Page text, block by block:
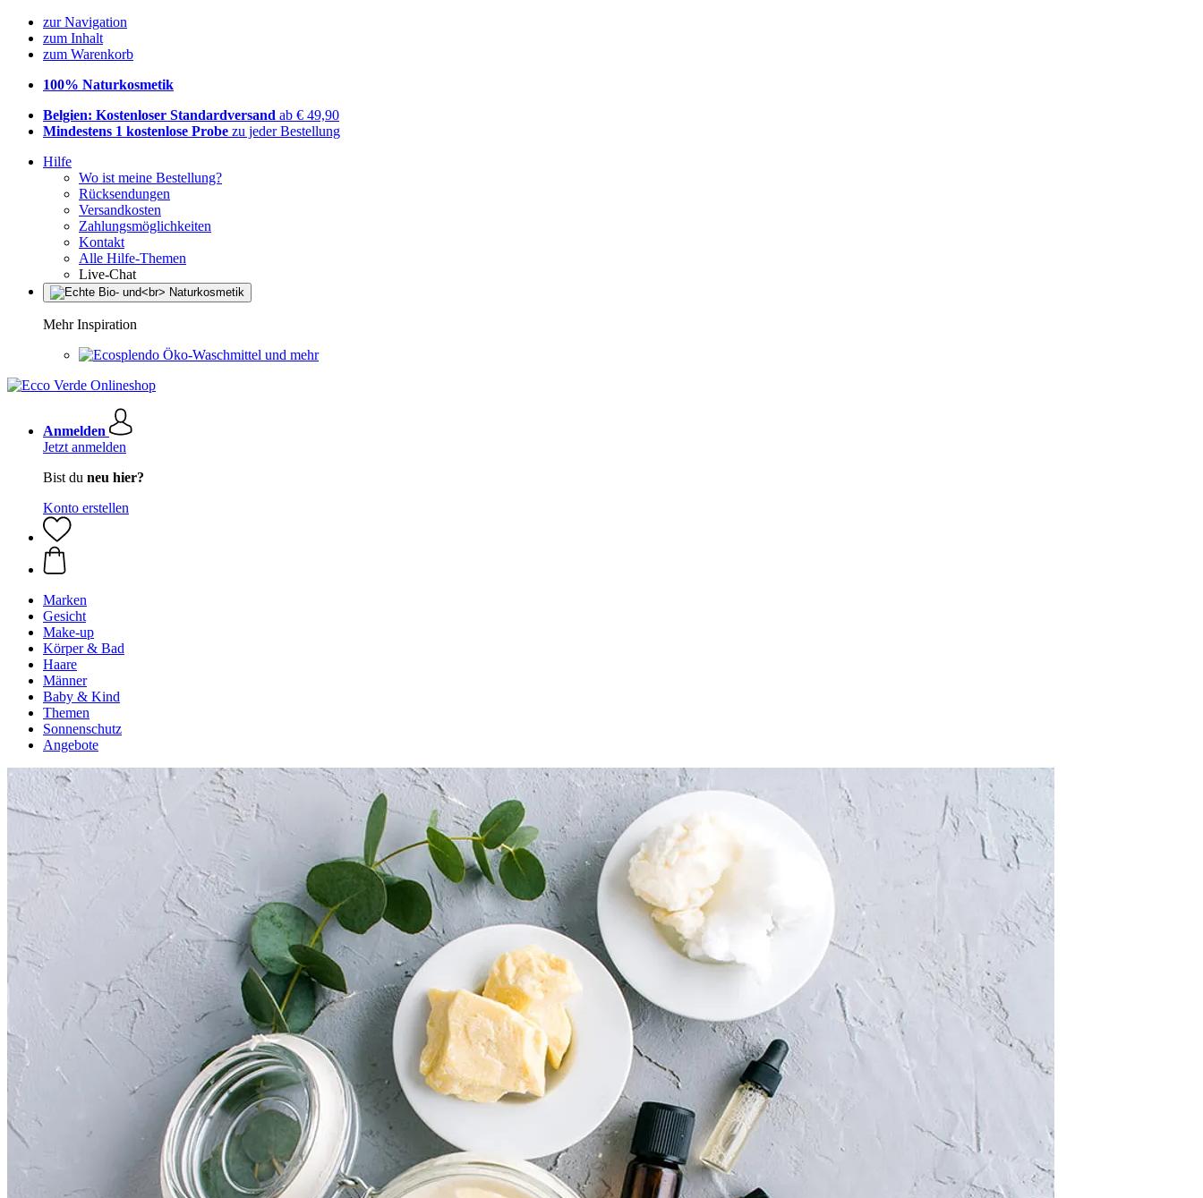
zur Navigation
zum Inhalt
zum Warenkorb
100% Naturkosmetik
Belgien: Kostenloser Standardversand ab € 49,90
Mindestens 1 kostenlose Probe zu jeder Bestellung
Hilfe
Wo ist meine Bestellung?
Rücksendungen
Versandkosten
Zahlungsmöglichkeiten
Kontakt
Alle Hilfe-Themen
Live-Chat
Mehr Inspiration
Öko-Waschmittel und mehr
Anmelden
Jetzt anmelden
Bist du neu hier?
Konto erstellen
Marken
Gesicht
Make-up
Körper & Bad
Haare
Männer
Baby & Kind
Themen
Sonnenschutz
Angebote